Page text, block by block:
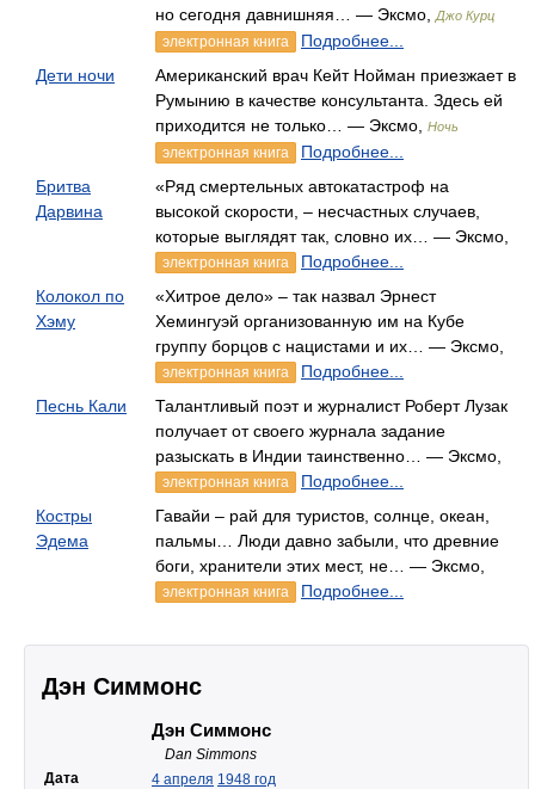
но сегодня давнишняя… — Эксмо,
Джо Курц
электронная книга
Подробнее...
Дети ночи
Американский врач Кейт Нойман приезжает в
Румынию в качестве консультанта. Здесь ей
приходится не только… — Эксмо,
Ночь
электронная книга
Подробнее...
Бритва
Дарвина
«Ряд смертельных автокатастроф на
высокой скорости, – несчастных случаев,
которые выглядят так, словно их… — Эксмо,
электронная книга
Подробнее...
Колокол по
Хэму
«Хитрое дело» – так назвал Эрнест
Хемингуэй организованную им на Кубе
группу борцов с нацистами и их… — Эксмо,
электронная книга
Подробнее...
Песнь Кали
Талантливый поэт и журналист Роберт Лузак
получает от своего журнала задание
разыскать в Индии таинственно… — Эксмо,
электронная книга
Подробнее...
Костры
Эдема
Гавайи – рай для туристов, солнце, океан,
пальмы… Люди давно забыли, что древние
боги, хранители этих мест, не… — Эксмо,
электронная книга Подробнее...
Дэн Симмонс
Дэн Симмонс
Dan Simmons
Дата
4 апреля 1948 год